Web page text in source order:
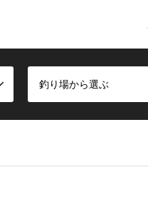
釣り場から選ぶ